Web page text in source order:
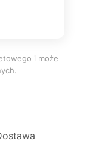
i może